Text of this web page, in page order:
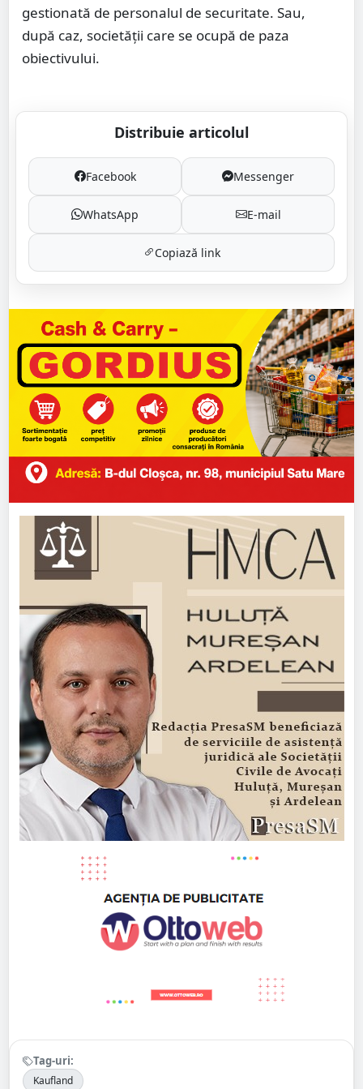
gestionată de personalul de securitate. Sau,
după caz, societății care se ocupă de paza
obiectivului.
Distribuie articolul
Facebook Messenger
WhatsApp E-mail
Copiază link
Tag-uri:
Kaufland